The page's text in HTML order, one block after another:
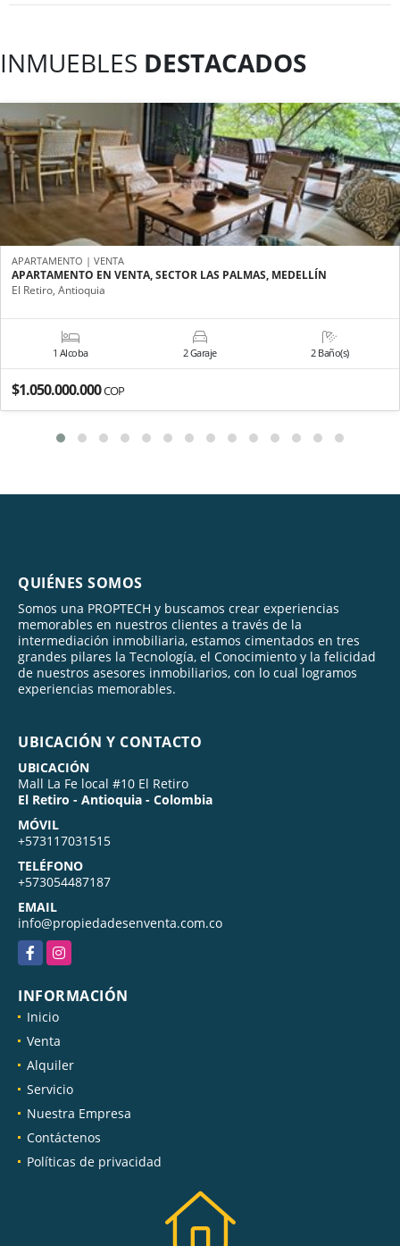
INMUEBLES DESTACADOS
APARTAMENTO | VENTA
APARTAMENTO EN VENTA, SECTOR LAS PALMAS, MEDELLÍN
El Retiro, Antioquia
1 Alcoba 2 Garaje 2 Baño(s)
$1.050.000.000COP
QUIÉNES SOMOS
Somos una PROPTECH y buscamos crear experiencias
memorables en nuestros clientes a través de la
intermediación inmobiliaria, estamos cimentados en tres
grandes pilares la Tecnología, el Conocimiento y la felicidad
de nuestros asesores inmobiliarios, con lo cual logramos
experiencias memorables.
UBICACIÓN Y CONTACTO
UBICACIÓN
Mall La Fe local #10 El Retiro
El Retiro - Antioquia - Colombia
MÓVIL
+573117031515
TELÉFONO
+573054487187
EMAIL
info@propiedadesenventa.com.co
INFORMACIÓN
Inicio
Venta
Alquiler
Servicio
Nuestra Empresa
Contáctenos